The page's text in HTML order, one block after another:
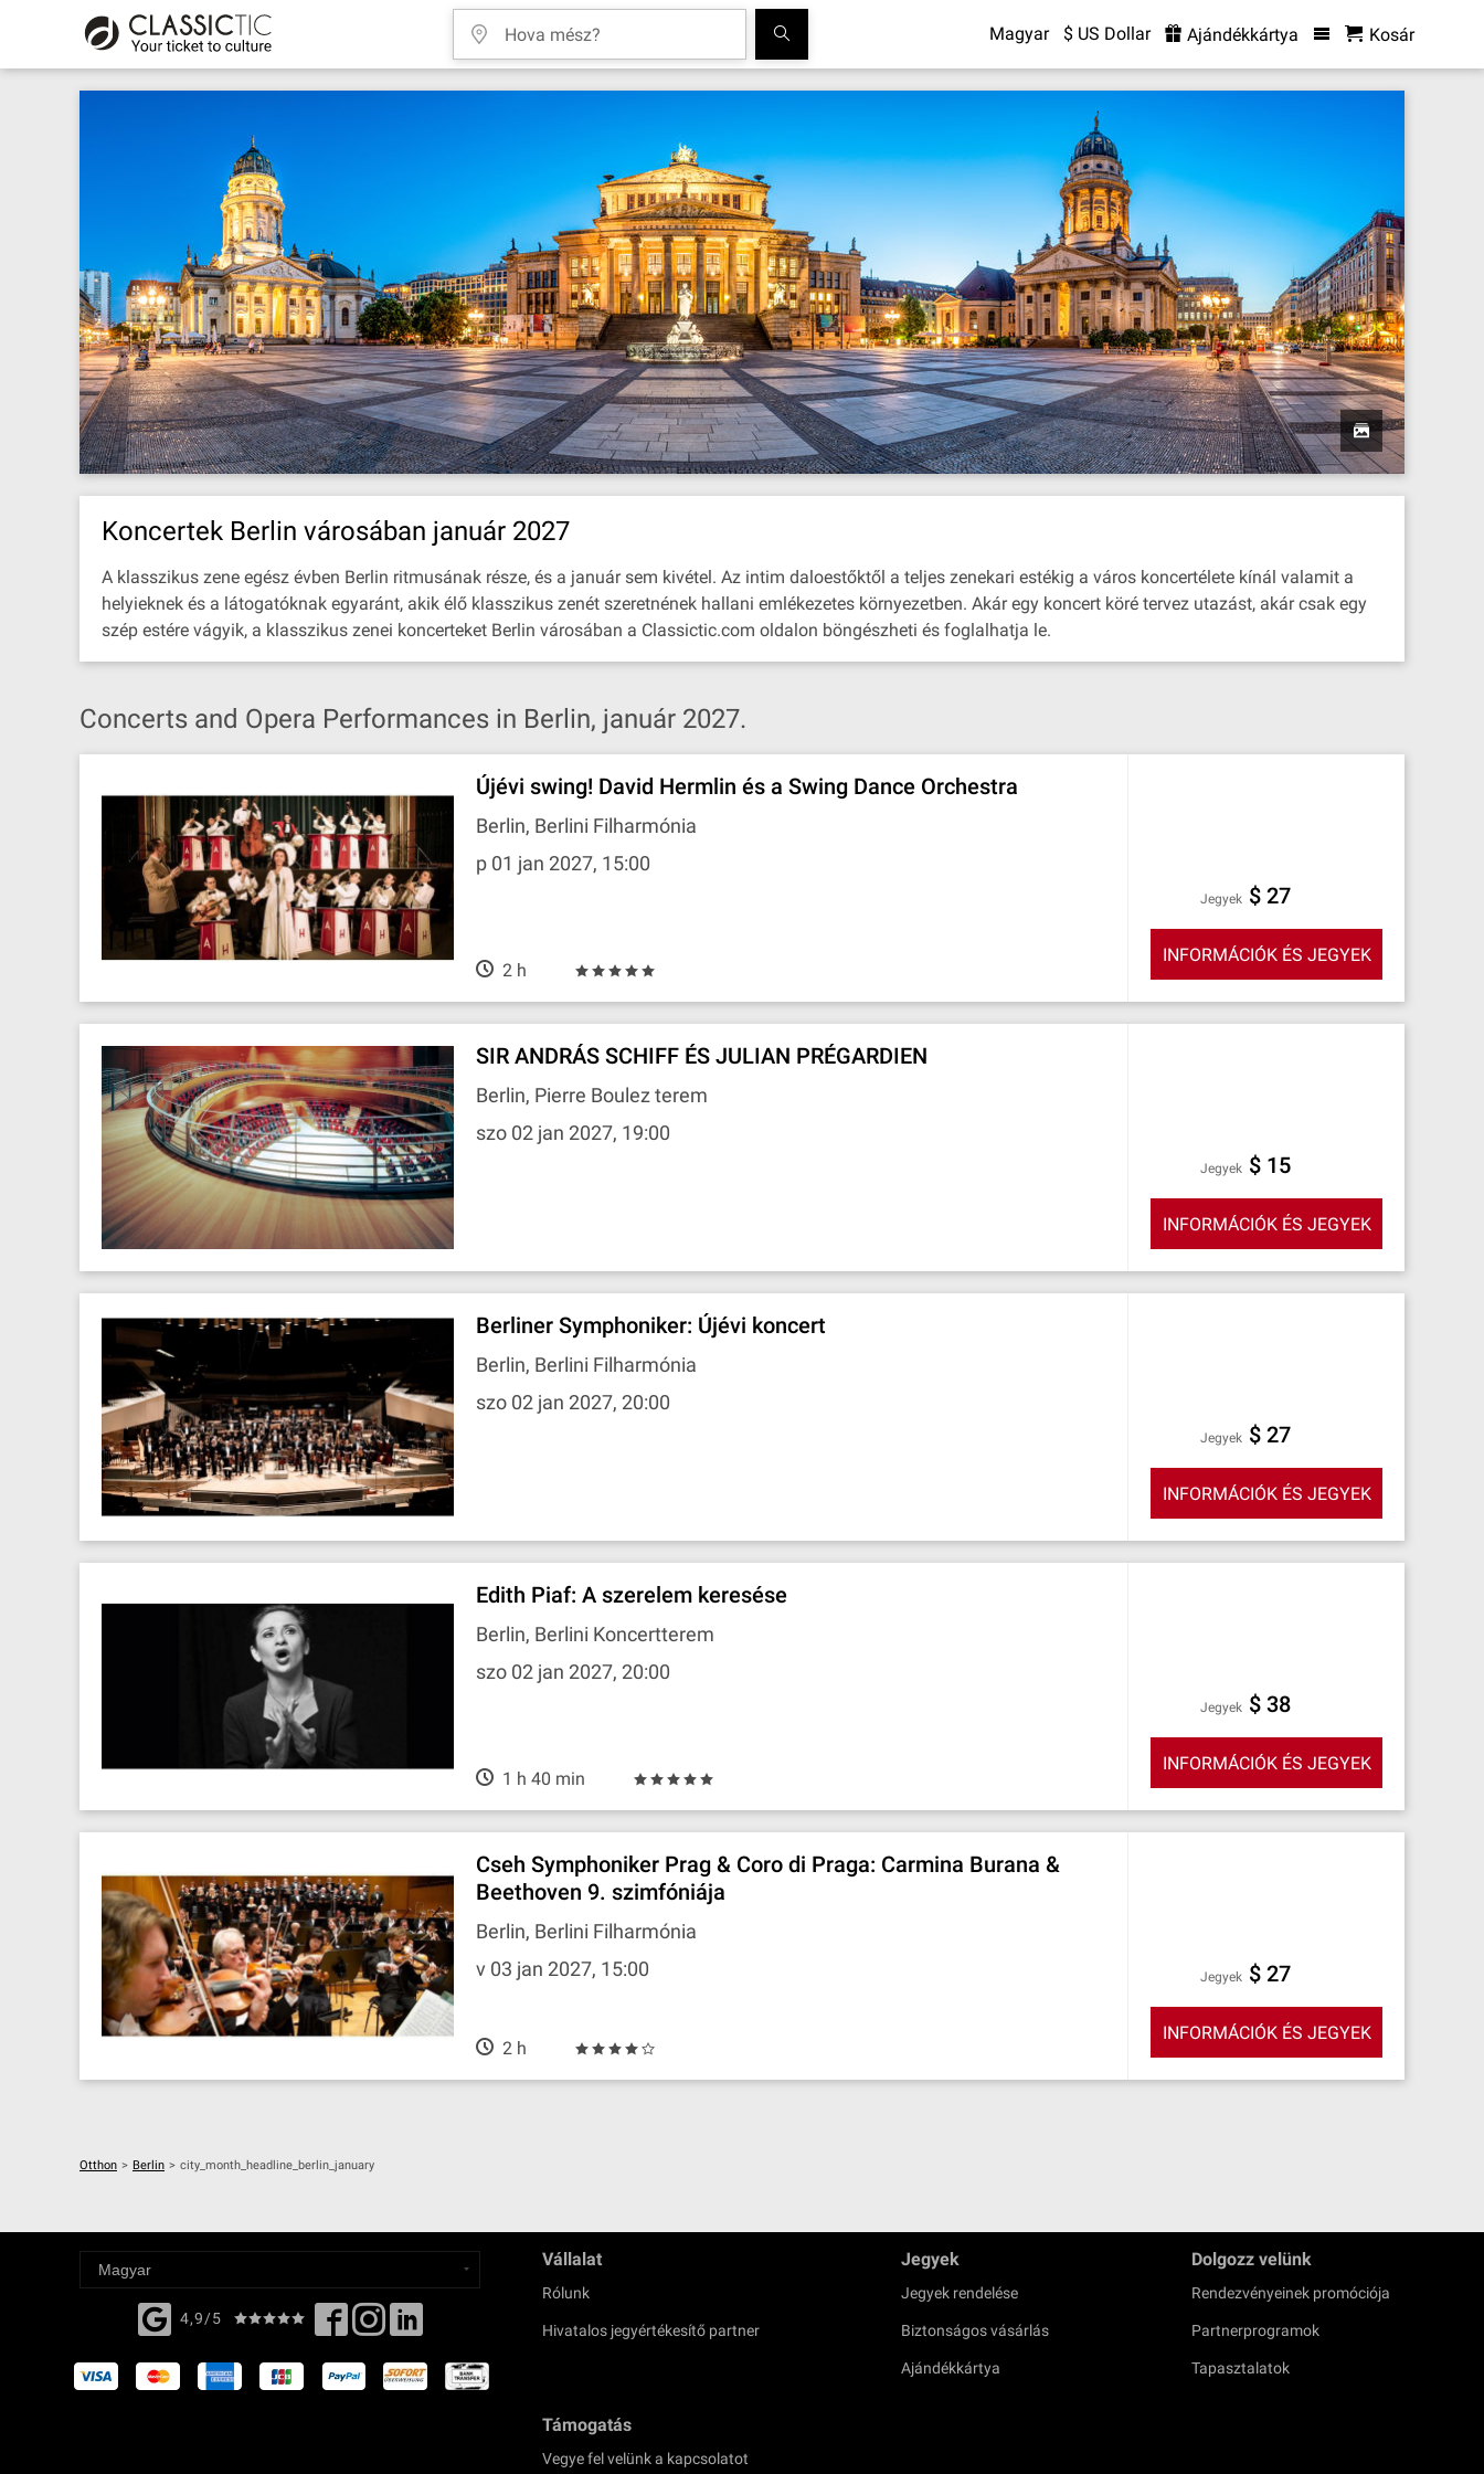
Magyar $ US Dollar Ajándékkártya Kosár
Koncertek Berlin városában január 2027
A klasszikus zene egész évben Berlin ritmusának része, és a január sem kivétel. Az intim daloestőktől a teljes zenekari estékig a város koncertélete kínál valamit a
helyieknek és a látogatóknak egyaránt, akik élő klasszikus zenét szeretnének hallani emlékezetes környezetben. Akár egy koncert köré tervez utazást, akár csak egy
szép estére vágyik, a klasszikus zenei koncerteket Berlin városában a Classictic.com oldalon böngészheti és foglalhatja le.
Concerts and Opera Performances in Berlin, január 2027.
Újévi swing! David Hermlin és a Swing Dance Orchestra
Berlin, Berlini Filharmónia
p 01 jan 2027, 15:00
2 h
Jegyek $ 27
INFORMÁCIÓK ÉS JEGYEK
SIR ANDRÁS SCHIFF ÉS JULIAN PRÉGARDIEN
Berlin, Pierre Boulez terem
szo 02 jan 2027, 19:00
Jegyek $ 15
INFORMÁCIÓK ÉS JEGYEK
Berliner Symphoniker: Újévi koncert
Berlin, Berlini Filharmónia
szo 02 jan 2027, 20:00
Jegyek $ 27
INFORMÁCIÓK ÉS JEGYEK
Edith Piaf: A szerelem keresése
Berlin, Berlini Koncertterem
szo 02 jan 2027, 20:00
1 h 40 min
Jegyek $ 38
INFORMÁCIÓK ÉS JEGYEK
Cseh Symphoniker Prag & Coro di Praga: Carmina Burana &
Beethoven 9. szimfóniája
Berlin, Berlini Filharmónia
v 03 jan 2027, 15:00
2 h
Jegyek $ 27
INFORMÁCIÓK ÉS JEGYEK
Otthon > Berlin > city_month_headline_berlin_january
4,9/5
Vállalat
Rólunk
Hivatalos jegyértékesítő partner
Jegyek
Jegyek rendelése
Biztonságos vásárlás
Ajándékkártya
Dolgozz velünk
Rendezvényeinek promóciója
Partnerprogramok
Tapasztalatok
Támogatás
Vegye fel velünk a kapcsolatot